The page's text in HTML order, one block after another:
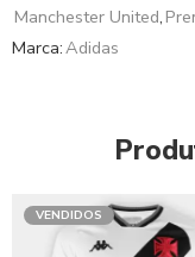
Manchester United,
Marca:Adidas
VENDIDOS